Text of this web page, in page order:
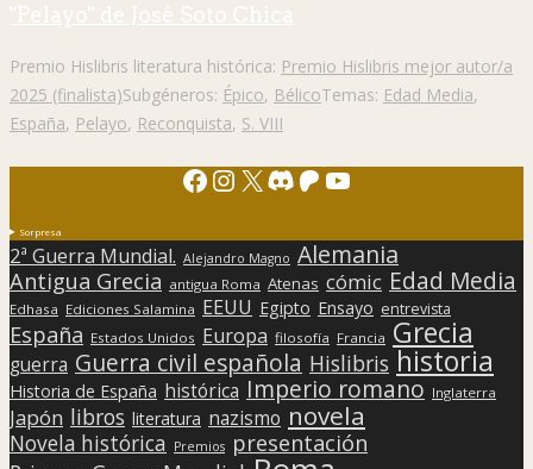
"Pelayo" de José Soto Chica
Premio Hislibris literatura histórica: Premio Hislibris mejor autor/a
2025 (finalista)Subgéneros: Épico, BélicoTemas: Edad Media,
España, Pelayo, Reconquista, S. VIII
Facebook
Instagram
X Discord
Patreon
YouTube
Sorpresa
2ª Guerra Mundial. Alejandro Magno Alemania
Antigua Grecia antigua Roma Atenas cómic Edad Media
Edhasa Ediciones Salamina EEUU Egipto Ensayo entrevista
España Estados Unidos Europa filosofía Francia Grecia
guerra Guerra civil española Hislibris historia
Historia de España histórica Imperio romano Inglaterra
Japón libros literatura nazismo novela
Novela histórica Premios presentación